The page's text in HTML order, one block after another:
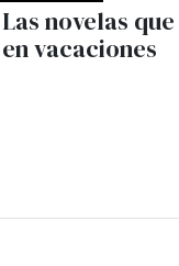
Las novelas
en vacaciones